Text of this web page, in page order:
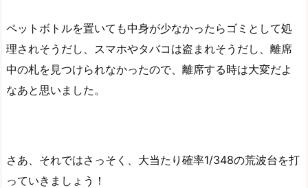
ペットボトルを置いても中身が少なかったらゴミとして処
理されそうだし、スマホやタバコは盗まれそうだし、離席
中の札を見つけられなかったので、離席する時は大変だよ
なあと思いました。
さあ、それではさっそく、大当たり確率1/348の荒波台を打
っていきましょう！